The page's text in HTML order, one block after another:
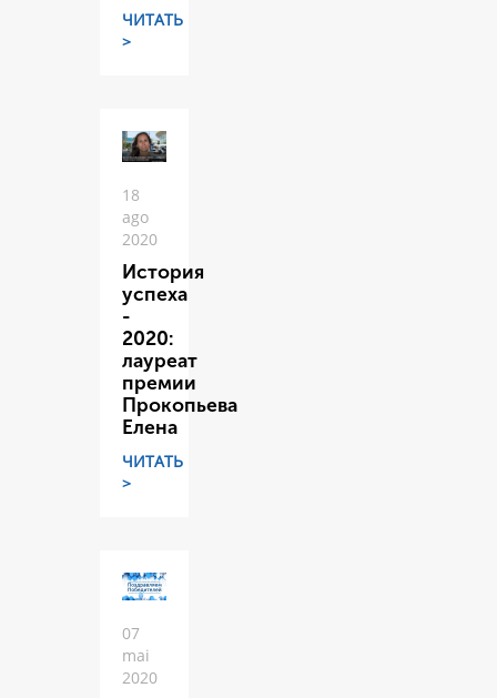
ЧИТАТЬ
>
18
ago
2020
История
успеха
-
2020:
лауреат
премии
Прокопьева
Елена
ЧИТАТЬ
>
07
mai
2020